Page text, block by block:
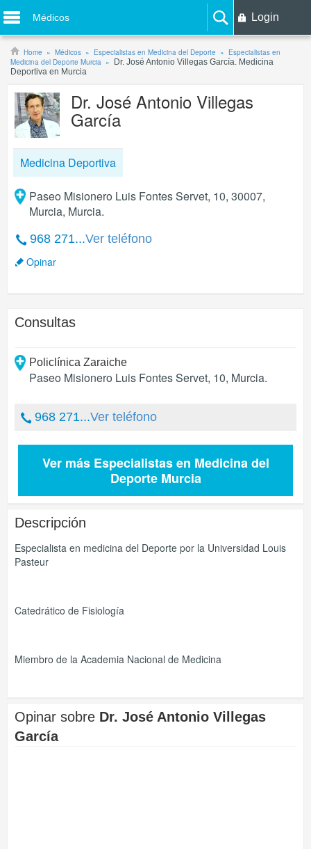
Médicos Login
Home Médicos Especialistas en Medicina del Deporte
Especialistas en
Medicina del Deporte Murcia
Dr. José Antonio Villegas García. Medicina
Deportiva en Murcia
Dr. José Antonio Villegas
García
Medicina Deportiva
Paseo Misionero Luis Fontes Servet, 10, 30007,
Murcia, Murcia.
968 271...Ver teléfono
Opinar
Consultas
Policlínica Zaraiche
Paseo Misionero Luis Fontes Servet, 10, Murcia.
968 271...Ver teléfono
Ver más Especialistas en Medicina del
Deporte Murcia
Descripción
Especialista en medicina del Deporte por la Universidad Louis
Pasteur
Catedrático de Fisiología
Miembro de la Academia Nacional de Medicina
Opinar sobre Dr. José Antonio Villegas
García